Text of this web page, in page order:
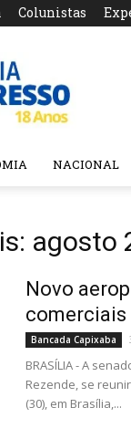
Colunistas
NACIONAL
agosto
Novo
comerciais
Bancada Capixaba
BRASÍLIA - A
Rezende, se
(30), em Brasília,...